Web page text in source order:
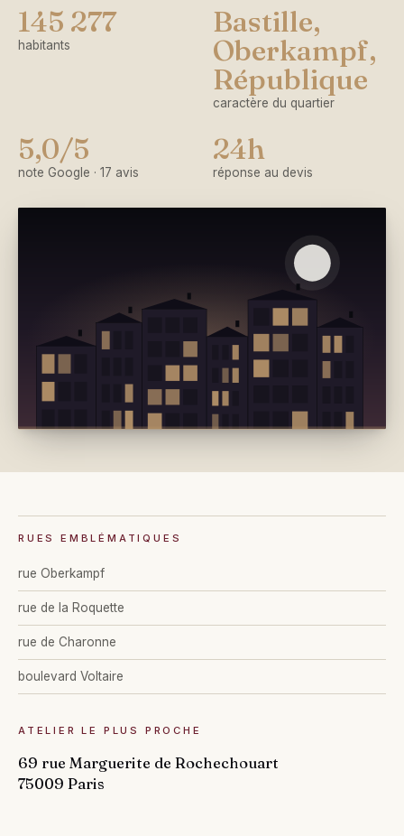
145 277
habitants
Bastille,
Oberkampf,
République
caractère du quartier
5,0/5
note Google · 17 avis
24h
réponse au devis
RUES EMBLÉMATIQUES
rue Oberkampf
rue de la Roquette
rue de Charonne
boulevard Voltaire
ATELIER LE PLUS PROCHE
69 rue Marguerite de Rochechouart
75009 Paris